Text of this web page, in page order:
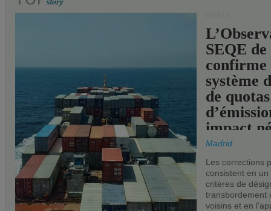
SEQE de
confirme
système
de quotas
impact
les ports
Madrid
Les corrections
consistent en
critères de
transbordement
voisins et en